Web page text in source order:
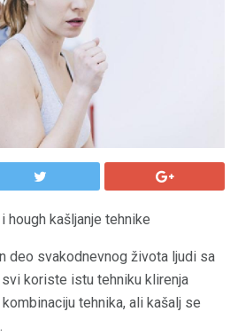
hough kašljanje tehnike
deo svakodnevnog života ljudi sa
koriste istu tehniku ​​klirenja
tehnika, ali kašalj se